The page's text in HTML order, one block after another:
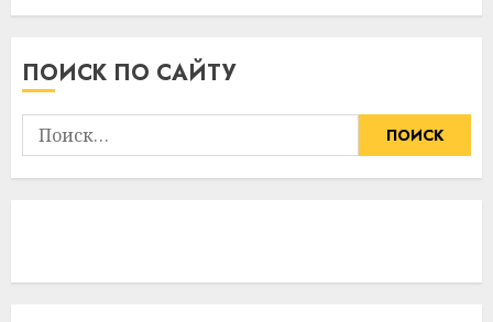
ПОИСК ПО САЙТУ
Найти: